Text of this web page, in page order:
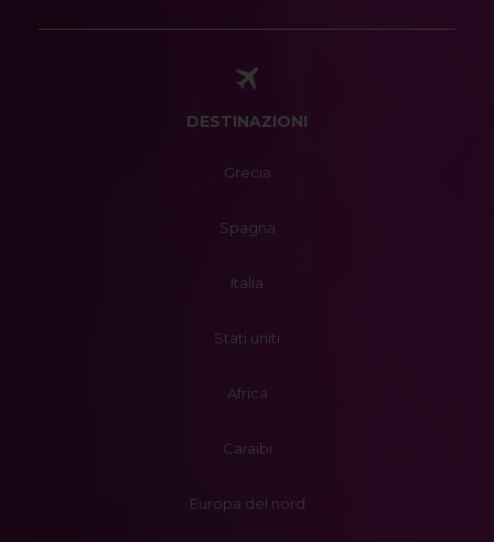
DESTINAZIONI
Grecia
Spagna
Italia
Stati uniti
Africa
Caraibi
Europa del nord